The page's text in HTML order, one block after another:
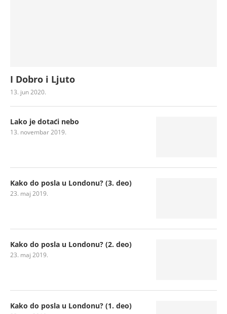
I Dobro i Ljuto
13. jun 2020.
Lako je dotaći nebo
13. novembar 2019.
Kako do posla u Londonu? (3. deo)
23. maj 2019.
Kako do posla u Londonu? (2. deo)
23. maj 2019.
Kako do posla u Londonu? (1. deo)